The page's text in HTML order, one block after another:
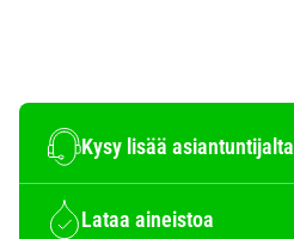
Kysy lisää asiantuntijalta
Lataa aineistoa